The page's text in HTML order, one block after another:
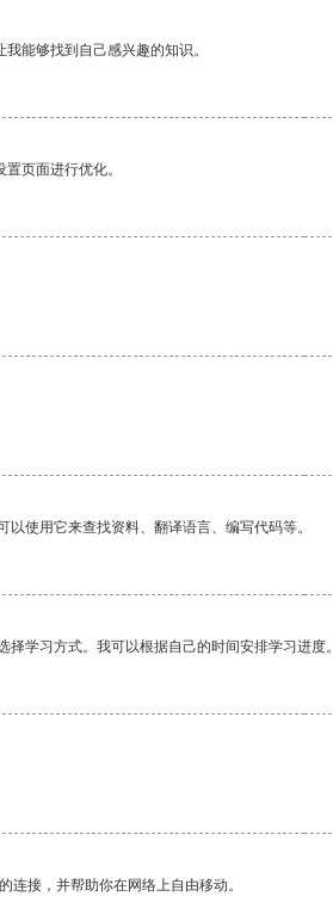
能够找到自己感兴趣的知识。
页面进行优化。
使用它来查找资料、翻译语言、编写代码等。
学习方式。我可以根据自己的时间安排学习进度。
连接，并帮助你在网络上自由移动。